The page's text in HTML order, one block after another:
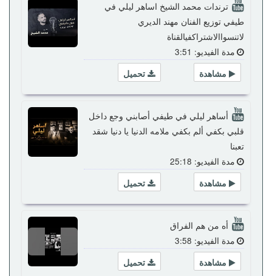
ترندات محمد الشيخ اساهر ليلي في
طيفي توزيع الفنان مهند الديري
لاتنسواالاشتراكفيالقناة
مدة الفيديو: 3:51
تحميل
مشاهدة
أساهر ليلي في طيفي أصابني وجع داخل
قلبي بكفي ألم بكفي ملامه الدنيا يا دنيا شقد
تعبنا
مدة الفيديو: 25:18
تحميل
مشاهدة
أه من هم الفراق
مدة الفيديو: 3:58
تحميل
مشاهدة